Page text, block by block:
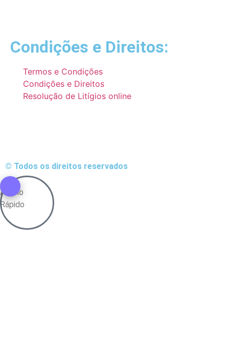
Condições e Direitos:
Termos e Condições
Condições e Direitos
Resolução de Litígios online
© Todos os direitos reservados
Atalho
Rápido